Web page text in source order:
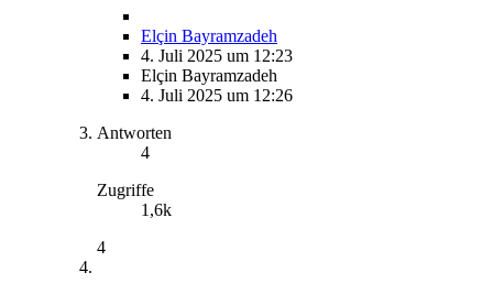
Elçin Bayramzadeh
4. Juli 2025 um 12:23
Elçin Bayramzadeh
4. Juli 2025 um 12:26
Antworten
4
Zugriffe
1,6k
4